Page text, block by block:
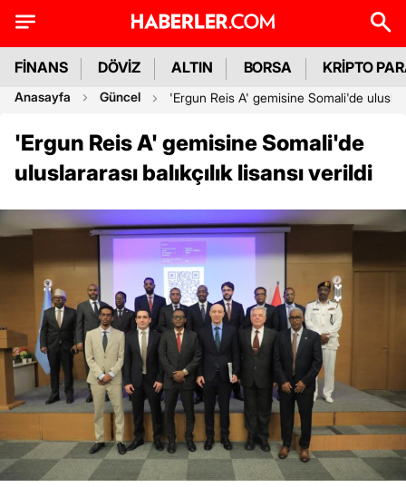
FİNANS DÖVİZ ALTIN BORSA KRİPTO
Anasayfa Güncel 'Ergun Reis A' gemisine Somali'de
'Ergun Reis A' gemisine Somali'de
uluslararası balıkçılık lisansı verildi